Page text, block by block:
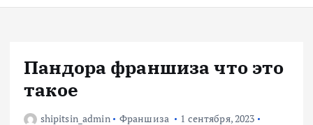
с
Пандора франшиза что это
такое
shipitsin_admin Франшиза
1 сентября, 2023